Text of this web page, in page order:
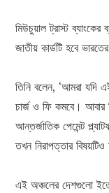
মিউচুয়াল ট্রাস্ট ব্যাংকের
জাতীয় কার্ডটি হবে
তিনি বলেন, ‘আমরা যদি
চার্জ ও ফি কমবে। আবার
আন্তর্জাতিক পেমেন্ট
তখন নিরাপত্তার
এই অঞ্চলের দেশগুলো